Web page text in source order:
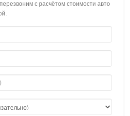
с расчётом стоимости авто